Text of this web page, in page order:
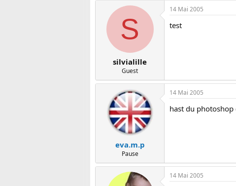
S
silvialille
Guest
14 Mai 2005
test
eva.m.p
Pause
14 Mai 2005
hast du
14 Mai 2005